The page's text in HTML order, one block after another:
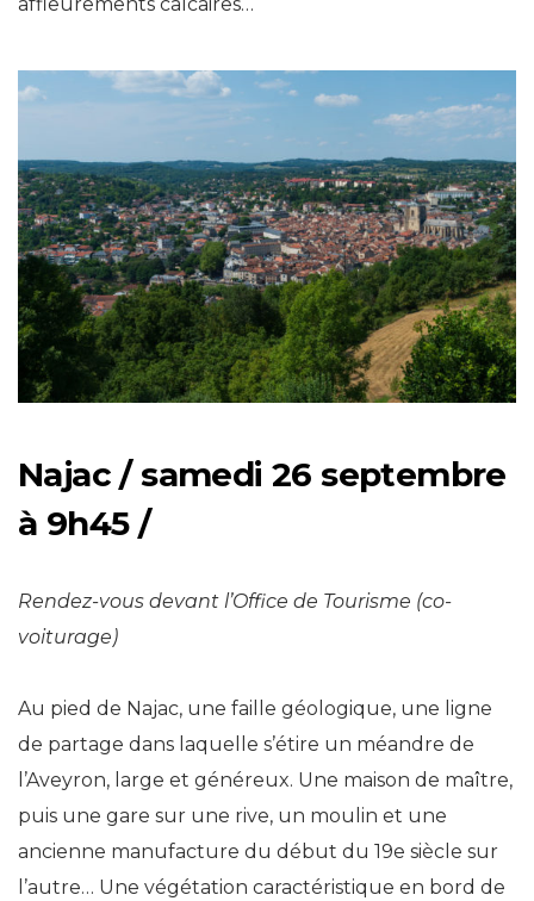
Najac / samedi 26 septembre
à 9h45 /
Rendez-vous devant l’Office de Tourisme (co-
voiturage)
Au pied de Najac, une faille géologique, une ligne
de partage dans laquelle s’étire un méandre de
l’Aveyron, large et généreux. Une maison de maître,
puis une gare sur une rive, un moulin et une
ancienne manufacture du début du 19e siècle sur
l’autre… Une végétation caractéristique en bord de